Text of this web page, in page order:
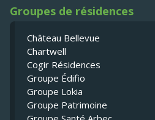
Groupes de résidences
Château Bellevue
Chartwell
Cogir Résidences
Groupe Édifio
Groupe Lokia
Groupe Patrimoine